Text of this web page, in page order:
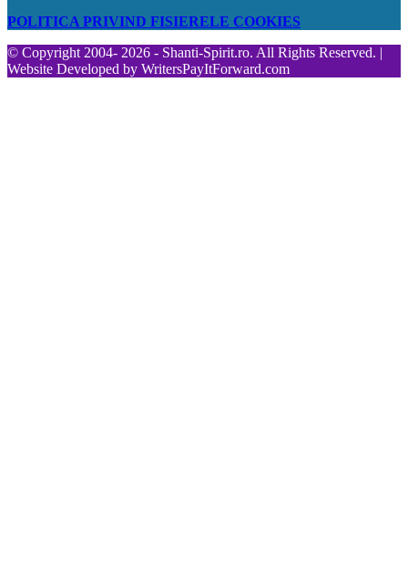
POLITICA PRIVIND FISIERELE COOKIES
© Copyright 2004- 2026 - Shanti-Spirit.ro. All Rights Reserved. |
Website Developed by WritersPayItForward.com